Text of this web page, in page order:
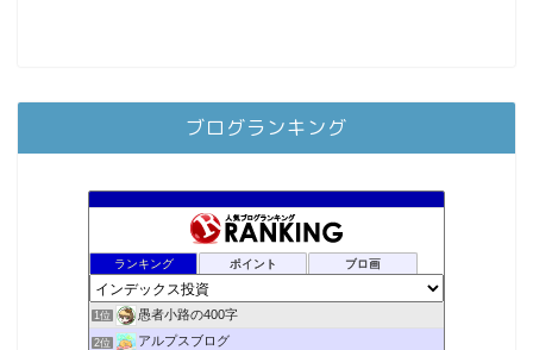
ブログランキング
ランキング ポイント ブロ画
1位 愚者小路の400字
2位 アルプスブログ